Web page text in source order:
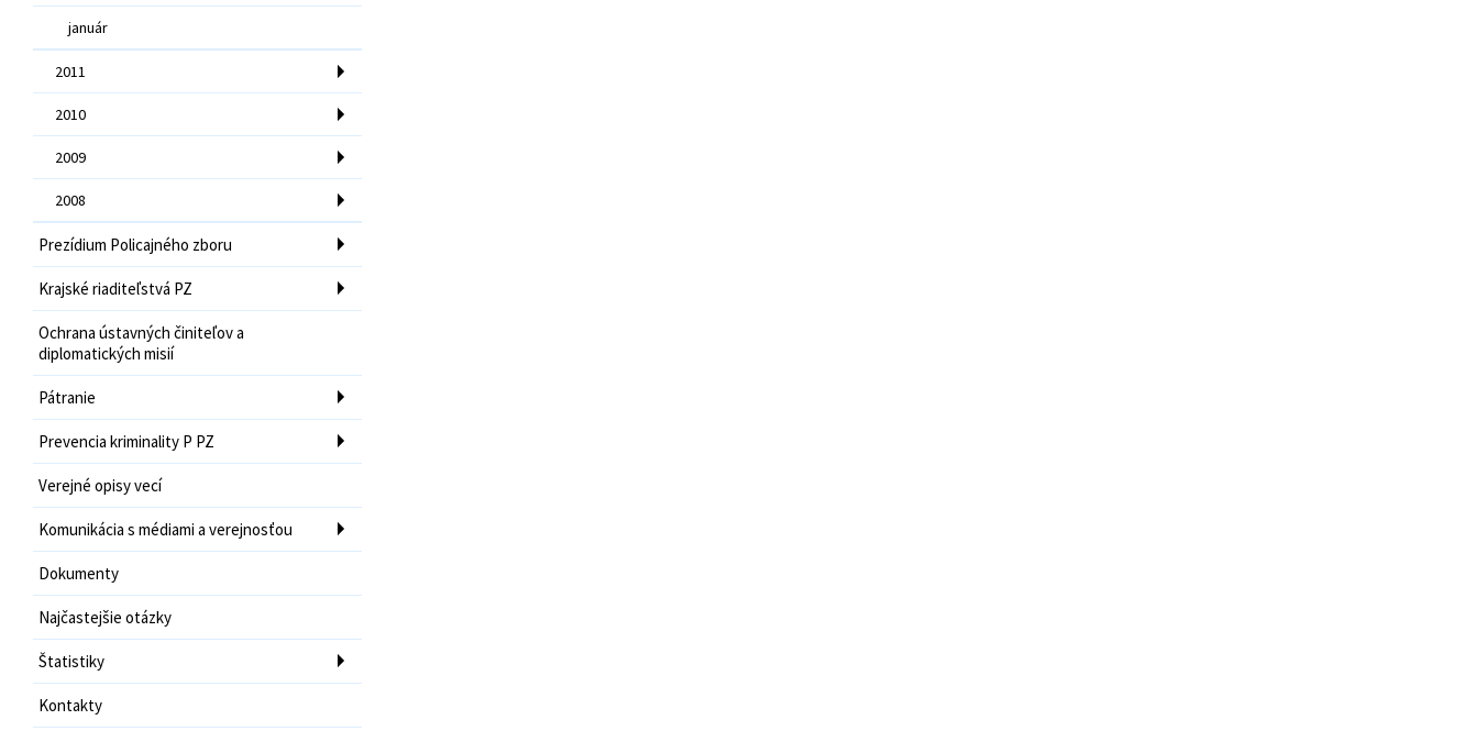
január
2011
2010
2009
2008
Prezídium Policajného zboru
Krajské riaditeľstvá PZ
Ochrana ústavných činiteľov a
diplomatických misií
Pátranie
Prevencia kriminality P PZ
Verejné opisy vecí
Komunikácia s médiami a verejnosťou
Dokumenty
Najčastejšie otázky
Štatistiky
Kontakty